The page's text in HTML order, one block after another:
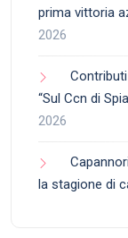
prima vittoria
2026
“Sul Ccn di
2026
la stagione di